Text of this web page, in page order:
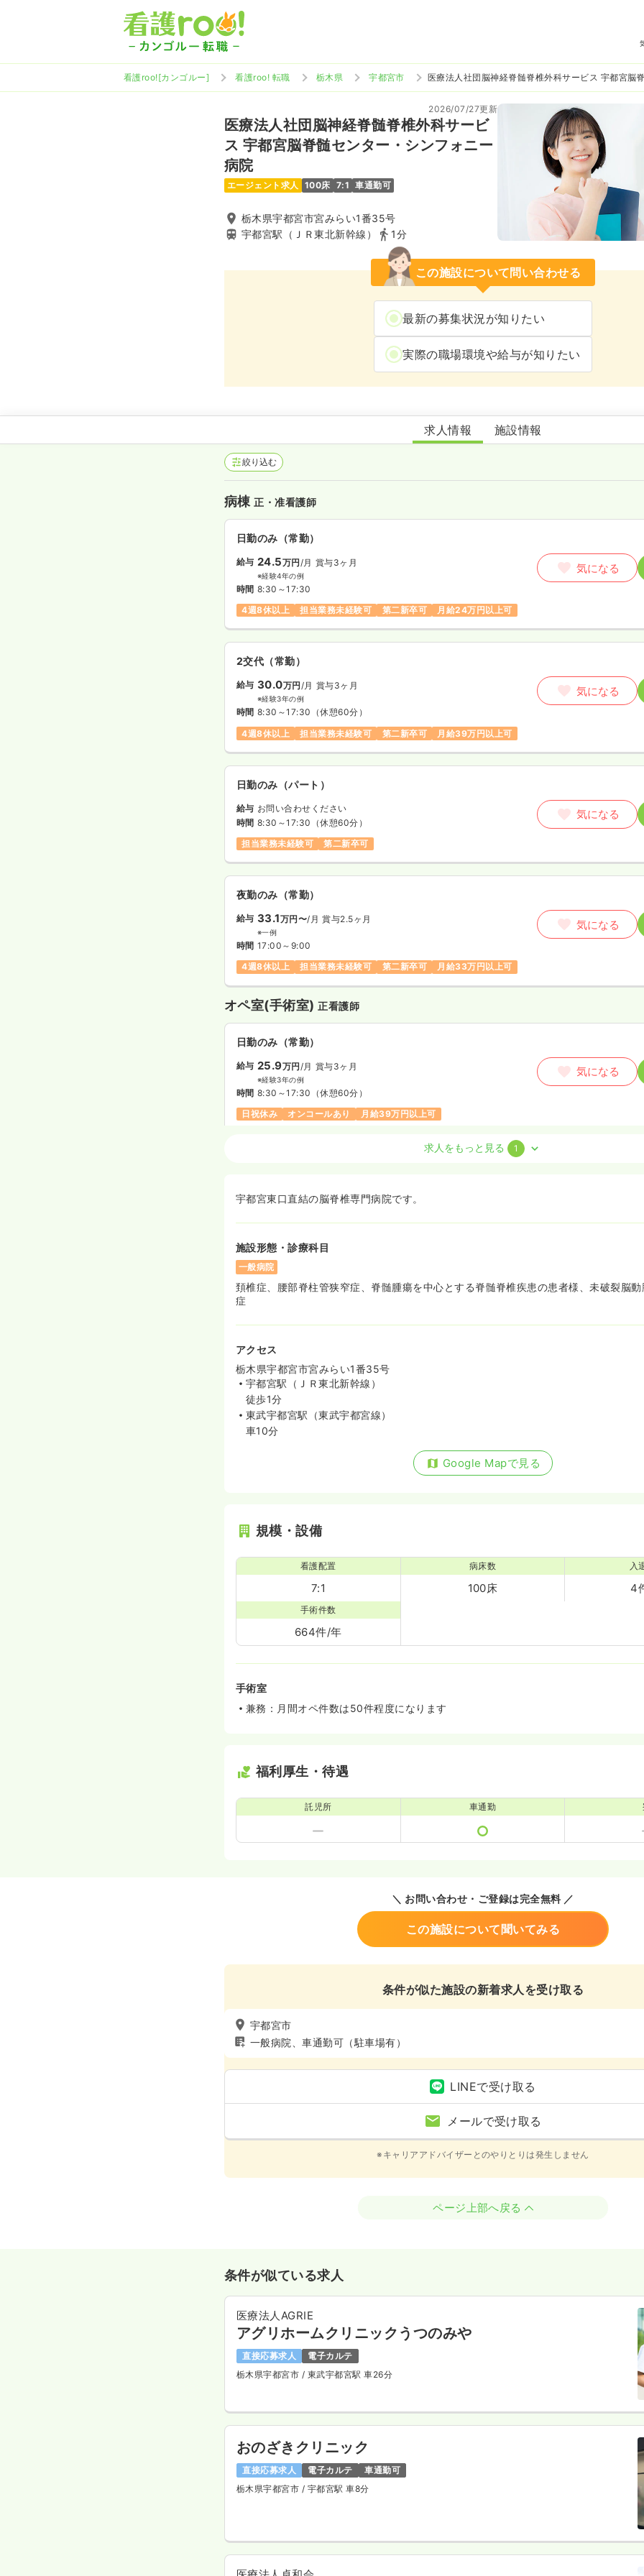
看護roo![カンゴルー] 看護roo! 転職 栃木県 宇都宮市 医療法人社団脳神経脊髄脊椎外科サービス 宇都宮脳
医療法人社団脳神経脊髄脊椎外科サービ
ス 宇都宮脳脊髄センター・シンフォニー
病院
2026/07/27更新
エージェント求人 100床 7:1 車通勤可
栃木県宇都宮市宮みらい1番35号
宇都宮駅（ＪＲ東北新幹線）
1分
この施設について問い合わせる
最新の募集状況が知りたい
実際の職場環境や給与が知りたい
医療法人社団脳神経脊髄脊椎外科サービス 宇都宮脳脊髄センター・シンフ
求人情報 施設情報
絞り込む
病棟正・准看護師
日勤のみ（常勤）
給与 24.5万円/月 賞与3ヶ月
※経験4年の例
時間 8:30～17:30
4週8休以上
担当業務未経験可 第二新卒可 月給24万円以上可
気になる
2交代（常勤）
給与 30.0万円/月 賞与3ヶ月
※経験3年の例
時間 8:30～17:30 （休憩60分）
4週8休以上
担当業務未経験可 第二新卒可 月給39万円以上可
気になる
日勤のみ（パート）
給与 お問い合わせください
時間 8:30～17:30 （休憩60分）
担当業務未経験可
第二新卒可
気になる
夜勤のみ（常勤）
給与 33.1万円〜/月 賞与2.5ヶ月
※一例
時間 17:00～9:00
4週8休以上
担当業務未経験可 第二新卒可 月給33万円以上可
気になる
オペ室(手術室)正看護師
日勤のみ（常勤）
給与 25.9万円 /月 賞与3ヶ月
※経験3年の例
時間 8:30～17:30 （休憩60分）
日祝休み
オンコールあり 月給39万円以上可
気になる
※一例
日祝休み
求人をもっと見る 1
宇都宮東口直結の脳脊椎専門病院です。
施設形態・診療科目
一般病院
頚椎症、腰部脊柱管狭窄症、脊髄腫瘍を中心とする脊髄脊椎疾患の患者様、未破裂脳
症
アクセス
栃木県宇都宮市宮みらい1番35号
宇都宮駅（ＪＲ東北新幹線）
徒歩1分
東武宇都宮駅（東武宇都宮線）
車10分
Google Mapで見る
規模・設備
看護配置
7:1
病床数
100床
入
4
手術件数
664件/年
手術室
兼務：月間オペ件数は50件程度になります
福利厚生・待遇
託児所 車通勤
＼ お問い合わせ・ご登録は完全無料 ／
この施設について聞いてみる
条件が似た施設の新着求人を受け取る
宇都宮市
一般病院、車通勤可（駐車場有）
LINEで受け取る
メールで受け取る
※キャリアアドバイザーとのやりとりは発生しません
ページ上部へ戻る
条件が似ている求人
医療法人AGRIE
アグリホームクリニックうつのみや
直接応募求人
電子カルテ
栃木県宇都宮市 / 東武宇都宮駅 車26分
おのざきクリニック
直接応募求人 電子カルテ
車通勤可
栃木県宇都宮市 / 宇都宮駅 車8分